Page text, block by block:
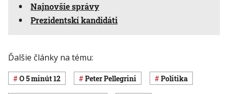
Najnovšie správy
Prezidentskí kandidáti
Ďalšie články na tému:
O 5 minút 12 Peter Pellegrini Politika